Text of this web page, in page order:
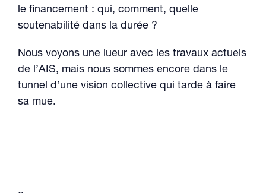
le financement : qui, comment, quelle
soutenabilité dans la durée ?
Nous voyons une lueur avec les travaux actuels
de l’AIS, mais nous sommes encore dans le
tunnel d’une vision collective qui tarde à faire
sa mue.